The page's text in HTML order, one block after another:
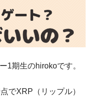
1期生のhirokoです。
でXRP（リップル）